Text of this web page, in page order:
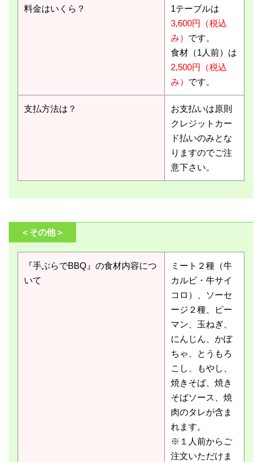
料金はいくら？
1テーブルは
3,600円（税込
み） です。
食材（1人前）は
2,500円（税込
み） です。
支払方法は？
お支払いは原則
クレジットカー
ド払いのみとな
りますのでご注
意下さい。
＜その他＞
『手ぶらでBBQ』の食材内容につ
いて
ミート２種（牛
カルビ・牛サイ
コロ）、ソーセ
ージ２種、ピー
マン、玉ねぎ、
にんじん、かぼ
ちゃ、とうもろ
こし、もやし、
焼きそば、焼き
そばソース、焼
肉のタレが含ま
れます。
※１人前からご
注文いただけま